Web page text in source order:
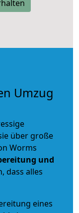
Umzug
über große
Worms
und
dass alles
eines